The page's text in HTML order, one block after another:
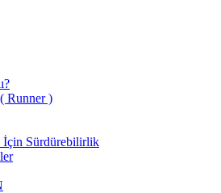
Runner )
Sürdürebilirlik